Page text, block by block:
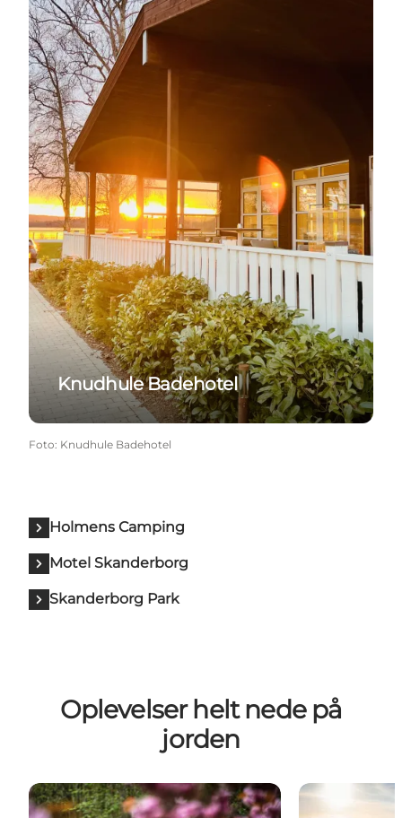
Knudhule Badehotel
Foto: Knudhule Badehotel
Holmens Camping
Motel Skanderborg
Skanderborg Park
Oplevelser helt nede på
jorden
Vandring for alle Bestig